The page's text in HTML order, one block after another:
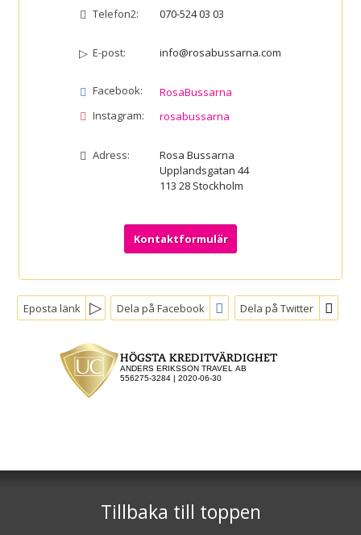
Telefon2:
070-524 03 03
E-post: info@rosabussarna.com
Facebook:
RosaBussarna
Instagram:
rosabussarna
Adress:
Rosa Bussarna
Upplandsgatan 44
113 28 Stockholm
Kontaktformulär
Eposta länk Dela på Facebook Dela på Twitter
Telefon 08 673 25 20
Tillbaka till toppen